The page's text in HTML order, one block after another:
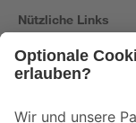
Nützliche Links
Der toom Newsletter: